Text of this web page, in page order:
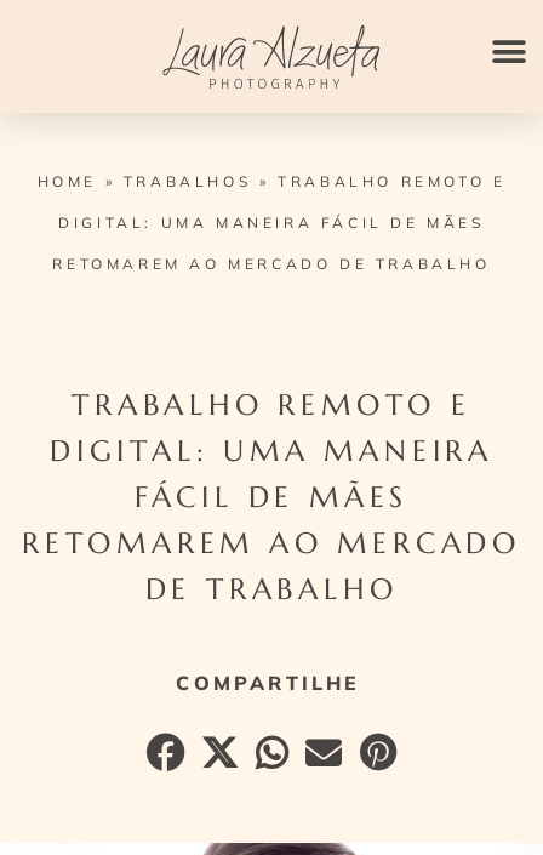
HOME » TRABALHOS »TRABALHO REMOTO E
DIGITAL: UMA MANEIRA FÁCIL DE MÃES
RETOMAREM AO MERCADO DE TRABALHO
TRABALHO REMOTO E
DIGITAL: UMA MANEIRA
FÁCIL DE MÃES
RETOMAREM AO MERCADO
DE TRABALHO